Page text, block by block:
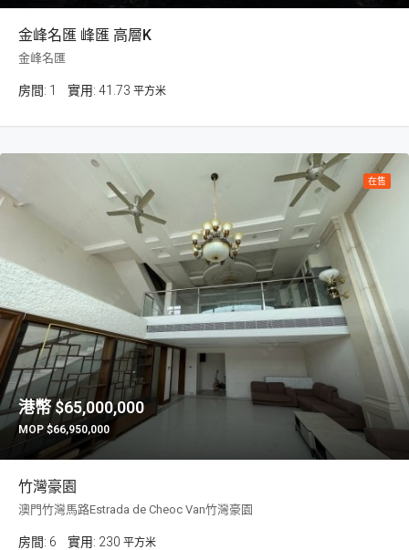
金峰名匯 峰匯 高層K
金峰名匯
房間: 1 41.73 平方米
在售
$65,000,000
$66,950,000
竹灣豪園
澳門竹灣馬路Estrada de Cheoc Van竹灣豪園
房間: 6 230 平方米